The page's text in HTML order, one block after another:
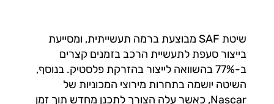
שיטת SAF מבוצעת ברמה תעשייתית, ומסייעת
בייצור סעפת לתעשיית הרכב בזמנים קצרים
ב-77% בהשוואה לייצור בהזרקת פלסטיק. בנוסף,
השיטה יושמה בתחרות מירוצי המכוניות של
Nascar, כאשר עלה הצורך לתכנן מחדש תוך זמן